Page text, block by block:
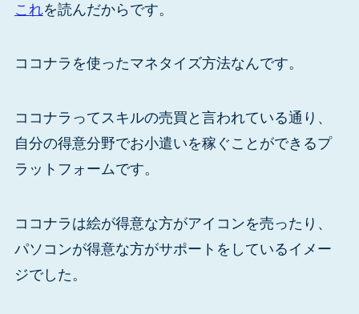
これを読んだからです。
ココナラを使ったマネタイズ方法なんです。
ココナラってスキルの売買と言われている通り、
自分の得意分野でお小遣いを稼ぐことができるプ
ラットフォームです。
ココナラは絵が得意な方がアイコンを売ったり、
パソコンが得意な方がサポートをしているイメー
ジでした。